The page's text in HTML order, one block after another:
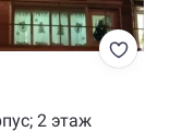
2 этаж